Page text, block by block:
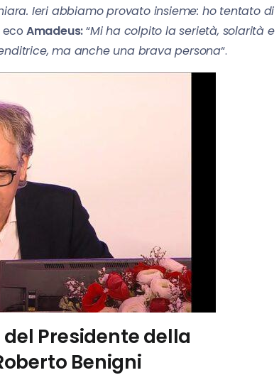
Ieri abbiamo provato insieme: ho tentato di
eco Amadeus:“Mi ha colpito la serietà, solarità e
ma anche una brava persona“.
Presidente della
Benigni